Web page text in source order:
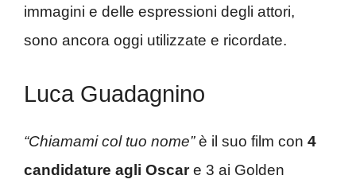
immagini e delle espressioni degli attori,
sono ancora oggi utilizzate e ricordate.
Luca Guadagnino
“Chiamami col tuo nome”è il suo film con 4
candidature agli Oscare 3 ai Golden